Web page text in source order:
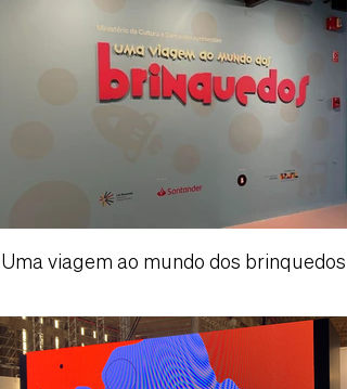
Uma viagem ao mundo dos brinquedos